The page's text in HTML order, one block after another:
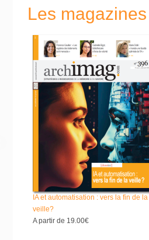
Les
IA et automatisation : vers la fin de la
veille?
A partir de 19.00€